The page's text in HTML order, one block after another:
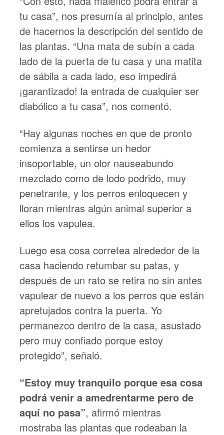
tu casa”, nos presumía al principio, antes
de hacernos la descripción del sentido de
las plantas. “Una mata de subín a cada
lado de la puerta de tu casa y una matita
de sábila a cada lado, eso impedirá
¡garantizado! la entrada de cualquier ser
diabólico a tu casa”, nos comentó.
“Hay algunas noches en que de pronto
comienza a sentirse un hedor
insoportable, un olor nauseabundo
mezclado como de lodo podrido, muy
penetrante, y los perros enloquecen y
lloran mientras algún animal superior a
ellos los vapulea.
Luego esa cosa corretea alrededor de la
casa haciendo retumbar su patas, y
después de un rato se retira no sin antes
vapulear de nuevo a los perros que están
apretujados contra la puerta. Yo
permanezco dentro de la casa, asustado
pero muy confiado porque estoy
protegido”, señaló.
“Estoy muy tranquilo porque esa cosa
podrá venir a amedrentarme pero de
aquí no pasa”, afirmó mientras
mostraba las plantas que rodeaban la